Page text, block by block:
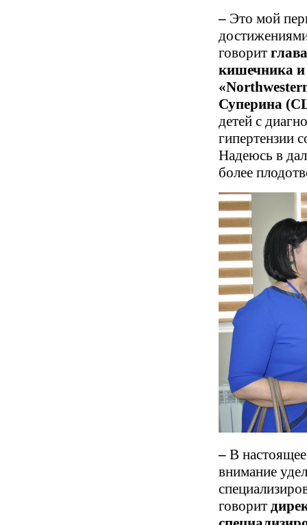
– Это мой
говорит
кишечника и
Суперина
детей с
гипертензии
Надеюсь в
более
– В
внимание
говорит